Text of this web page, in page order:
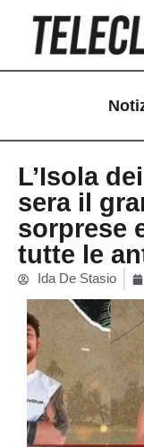
contenuto
L’Isola
sera il
sorprese
tutte le
Ida De Stasio